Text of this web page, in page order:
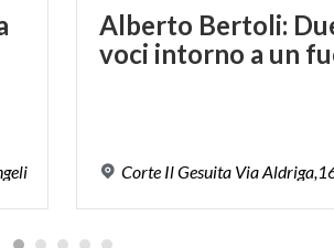
Alberto Bertoli:
voci intorno a un
Corte IlGesuita Via